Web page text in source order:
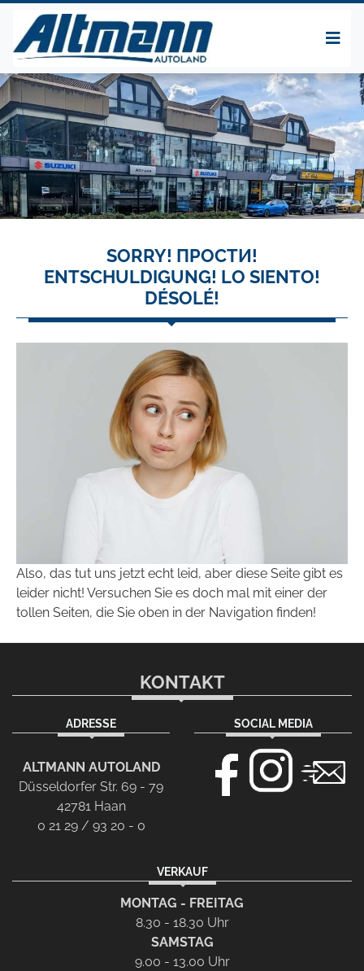
SORRY! ПРОСТИ!
ENTSCHULDIGUNG! LO SIENTO!
DÉSOLÉ!
Also, das tut uns jetzt echt leid, aber diese Seite gibt es
leider nicht! Versuchen Sie es doch mal mit einer der
tollen Seiten, die Sie oben in der Navigation finden!
KONTAKT
ADRESSE
ALTMANN AUTOLAND
Düsseldorfer Str. 69 - 79
42781 Haan
0 21 29 / 93 20 - 0
SOCIAL MEDIA
VERKAUF
MONTAG - FREITAG
8.30 - 18.30 Uhr
SAMSTAG
9.00 - 13.00 Uhr